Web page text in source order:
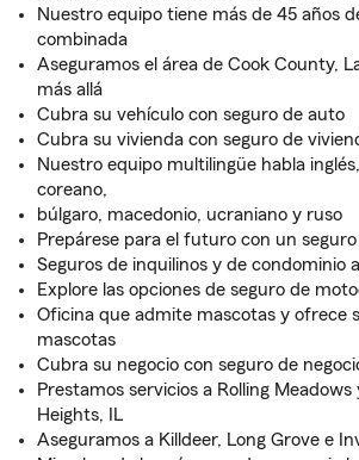
Nuestro equipo tiene más de 45 años
combinada
Aseguramos el área de Cook County,
más allá
Cubra su vehículo con seguro de auto
Cubra su vivienda con seguro de
Nuestro equipo multilingüe habla
coreano,
búlgaro, macedonio, ucraniano y ruso
Prepárese para el futuro con un
Seguros de inquilinos y de condominio
Explore las opciones de seguro de
Oficina que admite mascotas y ofrece
mascotas
Cubra su negocio con seguro de
Prestamos servicios a Rolling
Heights, IL
Aseguramos a Killdeer, Long Grove e